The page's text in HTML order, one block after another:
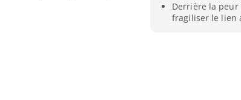
Derrière la peur
fragiliser le lien